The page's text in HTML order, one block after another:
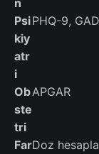
Psi
kiy
atr
i
PHQ-9,
Ob
ste
tri
APGAR
FarDoz